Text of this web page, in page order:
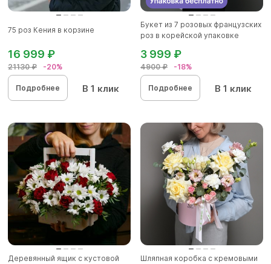
75 роз Кения в корзине
21130 ₽ -20%
16 999 ₽
Подробнее В 1 клик
Букет из 7 розовых французских
роз в корейской упаковке
4900 ₽ -18%
3 999 ₽
Подробнее В 1 клик
Деревянный ящик с кустовой
Шляпная коробка с кремовыми